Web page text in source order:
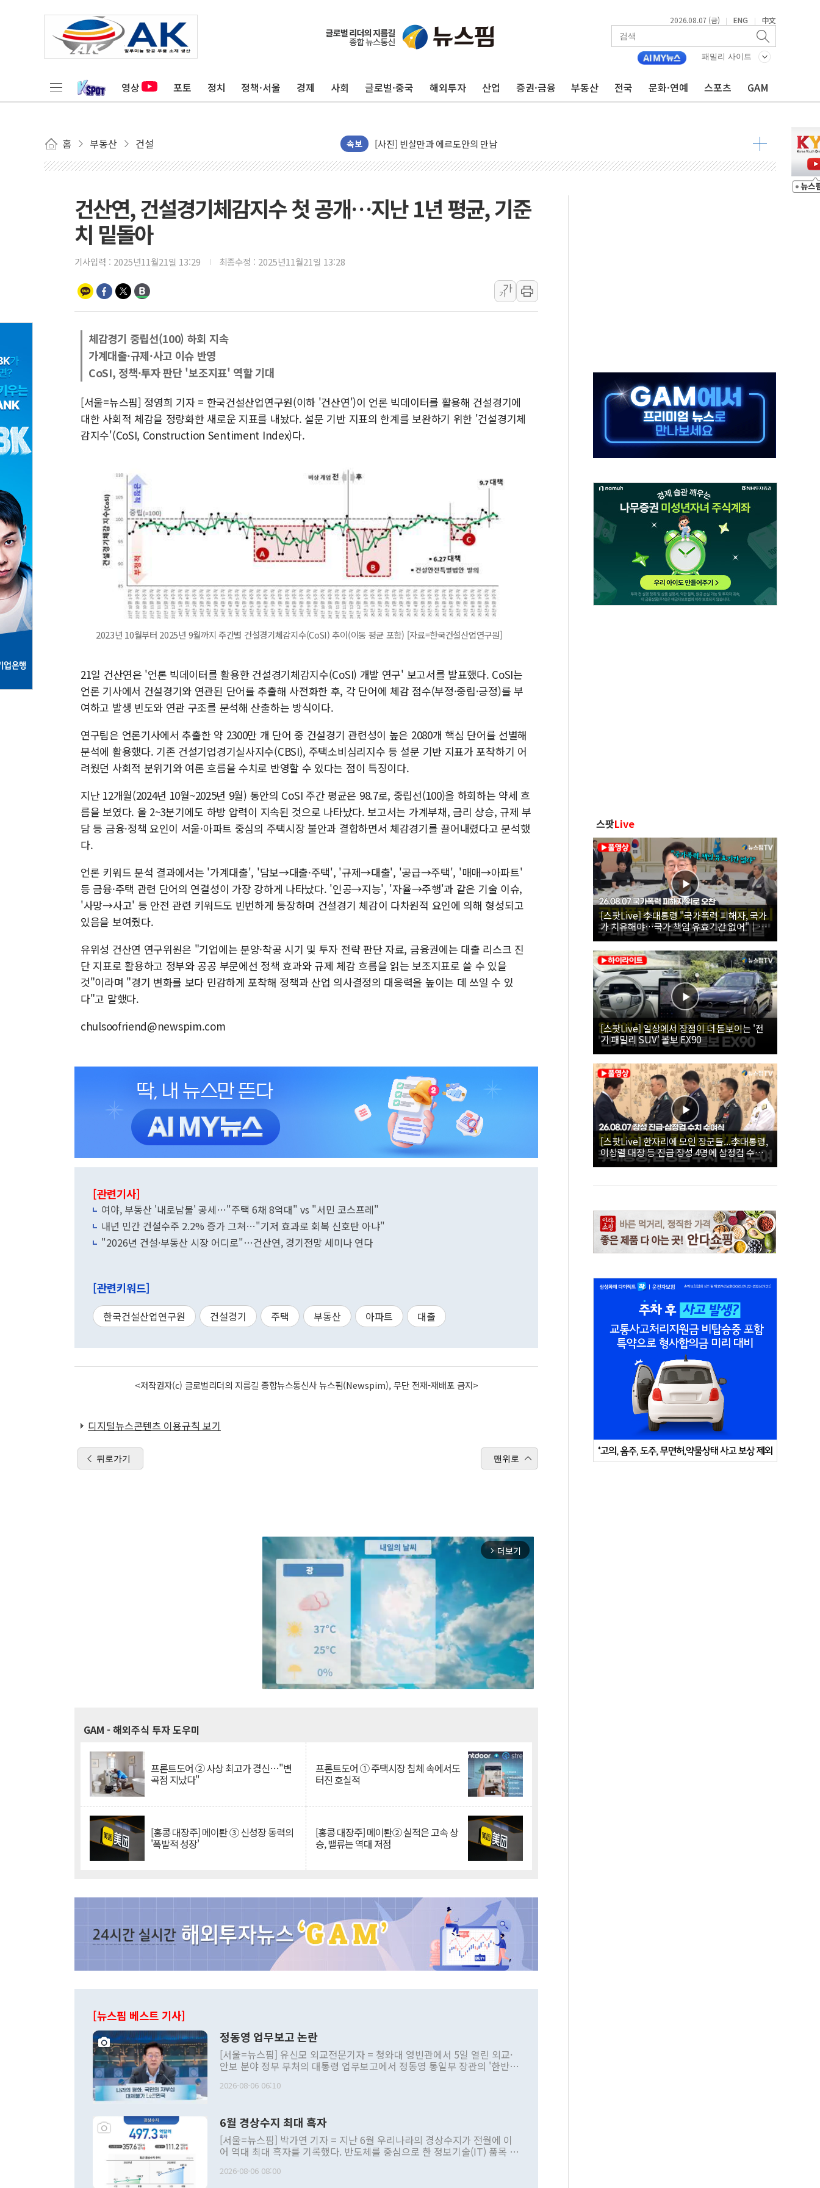
2026.08.07 (금) | ENG | 中文
패밀리 사이트
영상 포토 정치 정책·서울 경제 사회 글로벌·중국 해외투자 산업 증권·금융 부동산 전국 문화·연예 스포츠 GAM
홈 부동산 건설 속보
李 대통령, '6시간 마라톤 부동산 2차 회의' 주재… "전폭적 공급 확대·속도전 총력"
트럼프, 中 겨냥 폴리실리콘 관세 15% 부과…美 태양광주 급등
이란와이어 "이란 최고지도자 위독…곧 사망해도 놀랍지 않아"
남동발전, 해남군에 국내 최대 규모 400MW 태양광 착공…여의도 1.6배 규모
황희 '폐버스 청년주택' SNS 글 역풍에 "정부정책 아냐" 해명
폭염 누그러지고 가뭄 숙지나...경북동해안권 8~9일 최대 100mm 호우
[AI 부동산 투데이] 특공 전략도 '극과 극'…생애최초만 경쟁 치열
[코인시황] 비트코인 6만4000달러대 횡보…고래·ETF 매수에도 고유가·금리·입법 지연 '삼중 부담'
42.5도 역대급 폭염…동물들도 특별식으로 여름나기 [뉴스핌 줌인]
경찰, 9월부터 '가족 사건' 못 맡는다…상피제 실시
포스코홀딩스, 포스코인터·DX 지분 일부 매각
건산연, 건설경기체감지수 첫 공개…지난 1년 평균, 기준
치 밑돌아
기사입력 : 2025년11월21일 13:29 최종수정 : 2025년11월21일 13:28
가
가
체감경기 중립선(100) 하회 지속
가계대출·규제·사고 이슈 반영
CoSI, 정책·투자 판단 '보조지표' 역할 기대
[서울=뉴스핌] 정영희 기자 = 한국건설산업연구원(이하 '건산연')이 언론 빅데이터를 활용해 건설경기에
대한 사회적 체감을 정량화한 새로운 지표를 내놨다. 설문 기반 지표의 한계를 보완하기 위한 '건설경기체
감지수'(CoSI, Construction Sentiment Index)다.
2023년 10월부터 2025년 9월까지 주간별 건설경기체감지수(CoSI) 추이(이동 평균 포함) [자료=한국건설산업연구원]
21일 건산연은 '언론 빅데이터를 활용한 건설경기체감지수(CoSI) 개발 연구' 보고서를 발표했다. CoSI는
언론 기사에서 건설경기와 연관된 단어를 추출해 사전화한 후, 각 단어에 체감 점수(부정·중립·긍정)를 부
여하고 발생 빈도와 연관 구조를 분석해 산출하는 방식이다.
연구팀은 언론기사에서 추출한 약 2300만 개 단어 중 건설경기 관련성이 높은 2080개 핵심 단어를 선별해
분석에 활용했다. 기존 건설기업경기실사지수(CBSI), 주택소비심리지수 등 설문 기반 지표가 포착하기 어
려웠던 사회적 분위기와 여론 흐름을 수치로 반영할 수 있다는 점이 특징이다.
지난 12개월(2024년 10월~2025년 9월) 동안의 CoSI 주간 평균은 98.7로, 중립선(100)을 하회하는 약세 흐
름을 보였다. 올 2~3분기에도 하방 압력이 지속된 것으로 나타났다. 보고서는 가계부채, 금리 상승, 규제 부
담 등 금융·정책 요인이 서울·아파트 중심의 주택시장 불안과 결합하면서 체감경기를 끌어내렸다고 분석했
다.
언론 키워드 분석 결과에서는 '가계대출', '담보→대출·주택', '규제→대출', '공급→주택', '매매→아파트'
등 금융·주택 관련 단어의 연결성이 가장 강하게 나타났다. '인공→지능', '자율→주행'과 같은 기술 이슈,
'사망→사고' 등 안전 관련 키워드도 빈번하게 등장하며 건설경기 체감이 다차원적 요인에 의해 형성되고
있음을 보여줬다.
유위성 건산연 연구위원은 "기업에는 분양·착공 시기 및 투자 전략 판단 자료, 금융권에는 대출 리스크 진
단 지표로 활용하고 정부와 공공 부문에선 정책 효과와 규제 체감 흐름을 읽는 보조지표로 쓸 수 있을
것"이라며 "경기 변화를 보다 민감하게 포착해 정책과 산업 의사결정의 대응력을 높이는 데 쓰일 수 있
다"고 말했다.
chulsoofriend@newspim.com
[관련기사]
여야, 부동산 '내로남불' 공세…"주택 6채 8억대" vs "서민 코스프레"
내년 민간 건설수주 2.2% 증가 그쳐…"기저 효과로 회복 신호탄 아냐"
"2026년 건설·부동산 시장 어디로"…건산연, 경기전망 세미나 연다
[관련키워드]
한국건설산업연구원 건설경기 주택 부동산 아파트 대출
<저작권자(c) 글로벌리더의 지름길 종합뉴스통신사 뉴스핌(Newspim), 무단 전재-재배포 금지>
디지털뉴스콘텐츠 이용규칙 보기
뒤로가기 맨위로
arrow_forward_ios 더보기
GAM - 해외주식 투자 도우미
프론트도어 ② 사상 최고가 경신…"변
곡점 지났다"
프론트도어 ① 주택시장 침체 속에서도
터진 호실적
[홍콩 대장주] 메이퇀 ③ 신성장 동력의
'폭발적 성장'
[홍콩 대장주] 메이퇀② 실적은 고속 상
승, 밸류는 역대 저점
[뉴스핌 베스트 기사]
정동영 업무보고 논란
[서울=뉴스핌] 유신모 외교전문기자 = 청와대 영빈관에서 5일 열린 외교·
안보 분야 정부 부처의 대통령 업무보고에서 정동영 통일부 장관의 '한반도
발언 중에는 정부 내 조율을 거치지 않은 사안을 정책으로 추진하겠다고 공
주의적 희망에 근거한 비현실적 구상'이라는 비판을 내놨다. 그동안 정 장
관의 대북 정책 관련 발언이 물의를 빚은 적은 여러 번 있지만 대통령과 유
관 부처 장관이 공개적으로 부정적 입장을 표명한 것은 이례적이다. 정 장
관의 무리한 대북 접근법과 월권을 제어해야 한다는 목소리도 높아지고 있
다. [정동영 통일부 장관이 지난달 23일 오후 서울 종로구 정부서울청사에
2026-08-06 06:10
6월 경상수지 최대 흑자
[서울=뉴스핌] 박가연 기자 = 지난 6월 우리나라의 경상수지가 전월에 이
어 역대 최대 흑자를 기록했다. 반도체를 중심으로 한 정보기술(IT) 품목 수
료=한국은행] 한국은행이 6일 발표한 '2026년 6월 국제수지(잠정)'에 따르
2026-08-06 08:00
스팟Live
[스팟Live] 李대통령 "국가폭력 피해자, 국가
가 치유해야…국가 책임 유효기간 없어"｜
26.08.07 국가폭력 피해자 위로 오찬
[스팟Live] 일상에서 장점이 더 돋보이는 '전
기 패밀리 SUV' 볼보 EX90
[스팟Live] 한자리에 모인 장군들...李대통령,
이상렬 대장 등 진급 장성 4명에 삼정검 수치
직접 수여｜26.08.07 장성 진급·삼정검 수치